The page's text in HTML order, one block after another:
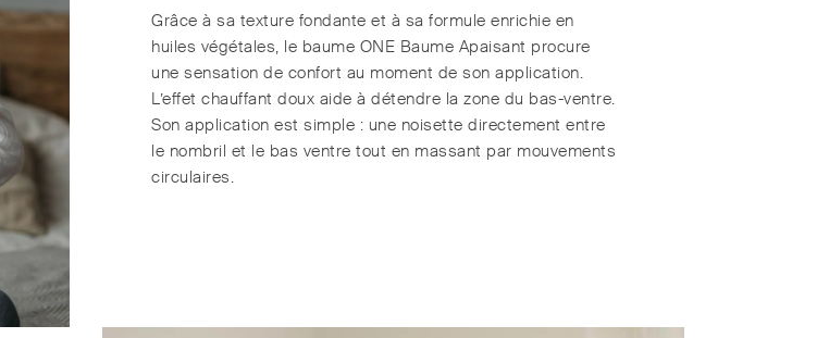
Grâce à sa texture fondante et à sa formule enrichie en
huiles végétales, le baume ONE Baume Apaisant procure
une sensation de confort au moment de son application.
L’effet chauffant doux aide à détendre la zone du bas-ventre.
Son application est simple : une noisette directement entre
le nombril et le bas ventre tout en massant par mouvements
circulaires.